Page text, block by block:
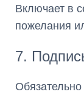
Включает в
пожелания
7.